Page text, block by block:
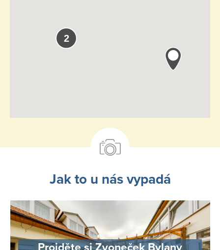
2
Jak to u nás vypadá